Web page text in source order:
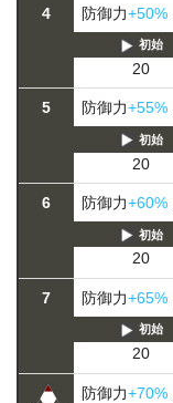
4 防御力+50%
初始
20
5 防御力+55%
初始
20
6 防御力+60%
初始
20
7 防御力+65%
初始
20
防御力+70%